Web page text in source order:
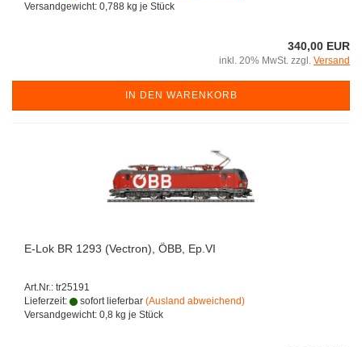
Versandgewicht: 0,788 kg je Stück
340,00 EUR
inkl. 20% MwSt. zzgl. Versand
IN DEN WARENKORB
E-Lok BR 1293 (Vectron), ÖBB, Ep.VI
Art.Nr.: tr25191
Lieferzeit:
sofort lieferbar (Ausland abweichend)
Versandgewicht: 0,8 kg je Stück